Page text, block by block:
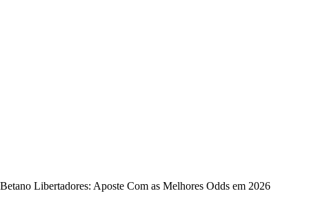
Betano Libertadores: Aposte Com as Melhores Odds em 2026